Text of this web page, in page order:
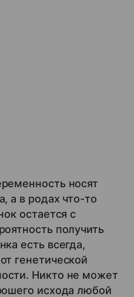
носят
а в родах что-то
остается с
получить
есть всегда,
генетической
Никто не может
исхода любой